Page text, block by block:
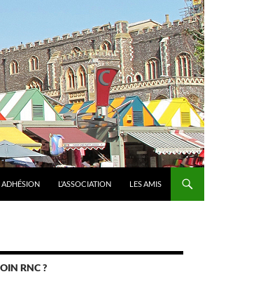
ADHÉSION L’ASSOCIATION LES AMIS
RNC ?